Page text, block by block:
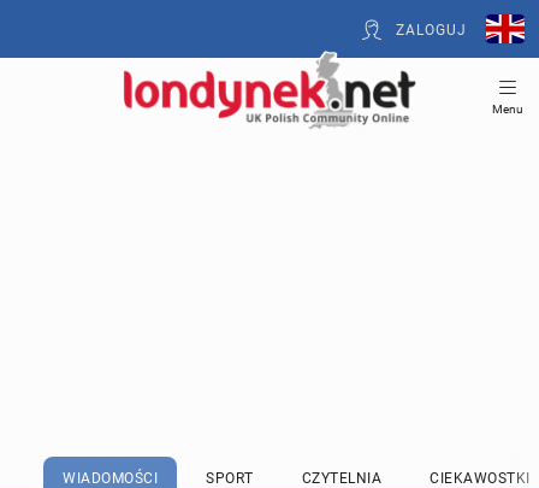
ZALOGUJ
Menu
WIADOMOŚCI SPORT CZYTELNIA CIEKAWOSTKI